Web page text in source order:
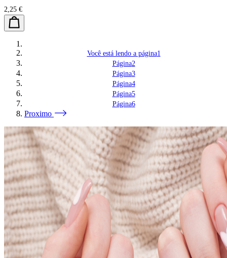
2,25 €
Você está lendo a página1
Página2
Página3
Página4
Página5
Página6
Proximo